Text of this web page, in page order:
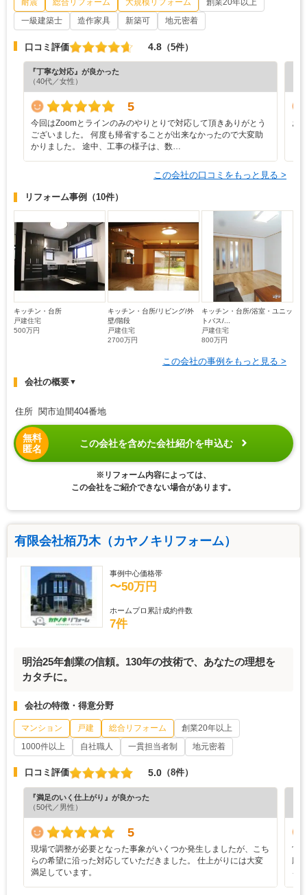
耐震 総合リフォーム 大規模リフォーム
創業20年以上
一級建築士
造作家具 新築可 地元密着
口コミ評価 4.8 （5件）
『丁寧な対応』が良かった
（40代／女性）
5
今回はZoomとラインのみのやりとりで対応して頂きありがとう
ございました。 何度も帰省することが出来なかったので大変助
かりました。 途中、工事の様子は、数…
お
この会社の口コミをもっと見る >
リフォーム事例 （10件）
キッチン・台所
戸建住宅
500万円
キッチン・台所/リビング/外
壁/階段
戸建住宅
2700万円
キッチン・台所/浴室・ユニッ
トバス/...
戸建住宅
800万円
この会社の事例をもっと見る >
会社の概要▼
住所 関市迫間404番地
無料
匿名
この会社を含めた会社紹介を申込む
※リフォーム内容によっては、
この会社をご紹介できない場合があります。
有限会社栢乃木（カヤノキリフォーム）
事例中心価格帯
〜50万円
ホームプロ累計成約件数
7件
明治25年創業の信頼。130年の技術で、あなたの理想を
カタチに。
会社の特徴・得意分野
マンション 戸建 総合リフォーム
創業20年以上
1000件以上
自社職人 一貫担当者制 地元密着
口コミ評価 5.0 （8件）
『満足のいく仕上がり』が良かった
（50代／男性）
5
現場で調整が必要となった事象がいくつか発生しましたが、こち
らの希望に沿った対応していただきました。 仕上がりには大変
満足しています。
営
応
を